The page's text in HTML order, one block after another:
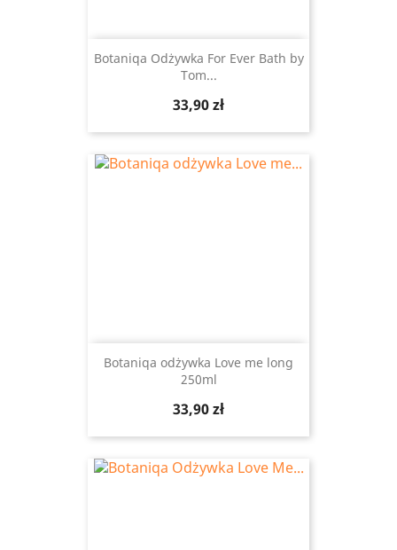
Botaniqa Odżywka For Ever Bath by
Tom...
Cena
33,90 zł
Botaniqa odżywka Love me long
250ml
Cena
33,90 zł